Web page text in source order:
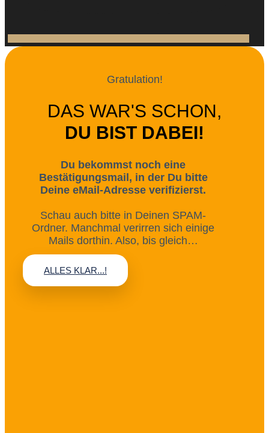
Gratulation!
DAS WAR'S SCHON,
DU BIST DABEI!
Du bekommst noch eine
Bestätigungsmail, in der Du bitte
Deine eMail-Adresse verifizierst.
Schau auch bitte in Deinen SPAM-
Ordner. Manchmal verirren sich einige
Mails dorthin. Also, bis gleich…
ALLES KLAR...!